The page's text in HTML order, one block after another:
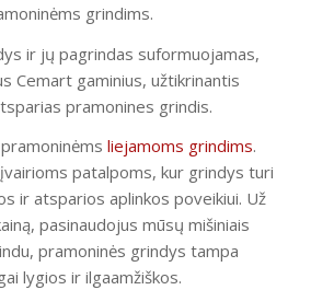
grindims.
ir jų pagrindas suformuojamas,
Cemart gaminius, užtikrinantis
pramonines grindis.
liejamoms grindims.
patalpoms, kur grindys turi
ir atsparios aplinkos poveikiui. Už
pasinaudojus mūsų mišiniais
pramoninės grindys tampa
lygios ir ilgaamžiškos.